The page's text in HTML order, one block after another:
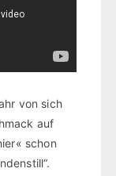
von sich
auf
schon